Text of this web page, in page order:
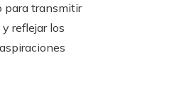
para transmitir
reflejar los